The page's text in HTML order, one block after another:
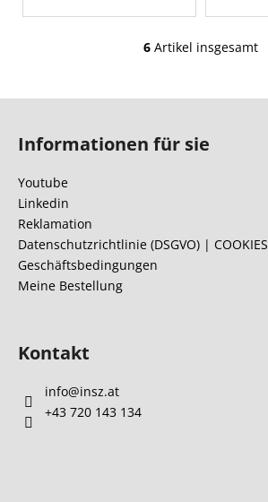
S
e
r
e
6 Artikel insgesamt
Informationen für sie
Youtube
Linkedin
Reklamation
Datenschutzrichtlinie (DSGVO) | COOKIES
Geschäftsbedingungen
Meine Bestellung
Kontakt
info@insz.at
+43 720 143 134